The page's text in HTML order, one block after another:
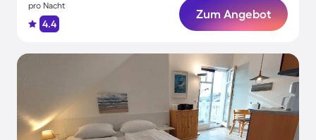
pro Nacht
4.4
Zum Angebot